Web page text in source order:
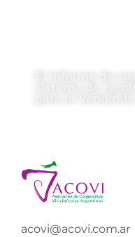
acovi@acovi.com.ar